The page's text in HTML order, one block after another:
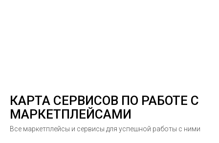
КАРТА СЕРВИСОВ ПО РАБОТЕ С
МАРКЕТПЛЕЙСАМИ
Все маркетплейсы и сервисы для успешной работы с ними